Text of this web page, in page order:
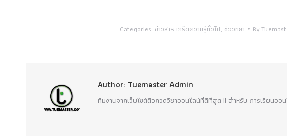
Categories: ข่าวสาร เกร็ดความรู้ทั่วไป, ชีววิทยา By
Author: Tuemaster Admin
ทีมงานจากเว็บไซต์ติวกวดวิชาออนไลน์ที่ดีที่สุด !! สำหรับ การเรียนออ